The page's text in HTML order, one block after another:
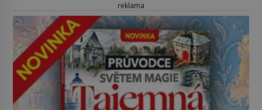
reklama